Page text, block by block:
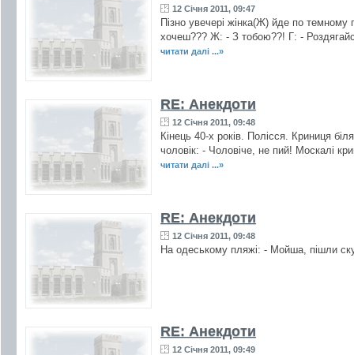
12 Січня 2011, 09:47
Пізно увечері жінка(Ж) йде по
хочеш??? Ж: - З тобою??! Г: -
читати далі ...»
RE: Анекдоти
12 Січня 2011, 09:48
Кінець 40-х років. Полісся. Криниця
чоловік: - Чоловіче, не пий! Москалі
читати далі ...»
RE: Анекдоти
12 Січня 2011, 09:48
На одеському пляжі: - Мойша, пішли
RE: Анекдоти
12 Січня 2011, 09:49